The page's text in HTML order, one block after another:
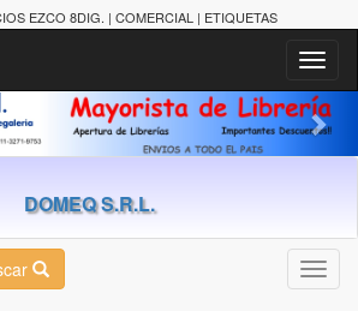
EZCO 8DIG. | COMERCIAL | ETIQUETAS
DOMEQ S.R.L.